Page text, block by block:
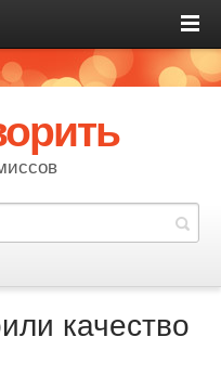
качество